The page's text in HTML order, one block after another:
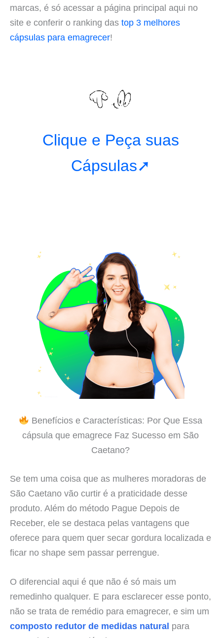
marcas, é só acessar a página principal aqui no
site e conferir o ranking das top 3 melhores
cápsulas para emagrecer!
Clique e Peça suas
Cápsulas➚
Benefícios e Características: Por Que Essa
cápsula que emagrece Faz Sucesso em São
Caetano?
Se tem uma coisa que as mulheres moradoras de
São Caetano vão curtir é a praticidade desse
produto. Além do método Pague Depois de
Receber, ele se destaca pelas vantagens que
oferece para quem quer secar gordura localizada e
ficar no shape sem passar perrengue.
O diferencial aqui é que não é só mais um
remedinho qualquer. E para esclarecer esse ponto,
não se trata de remédio para emagrecer, e sim um
composto redutor de medidas natural para